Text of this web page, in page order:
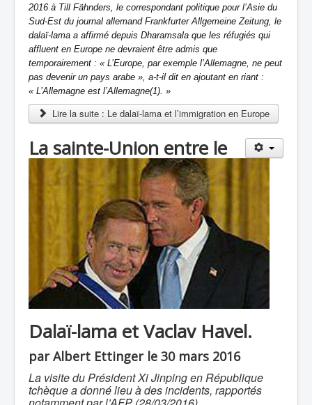
2016 à Till Fähnders, le correspondant politique pour l’Asie du
Sud-Est du journal allemand Frankfurter Allgemeine Zeitung, le
dalaï-lama a affirmé depuis Dharamsala que les réfugiés qui
affluent en Europe ne devraient être admis que
temporairement : « L’Europe, par exemple l’Allemagne, ne peut
pas devenir un pays arabe », a-t-il dit en ajoutant en riant :
« L’Allemagne est l’Allemagne(1). »
Lire la suite : Le dalaï-lama et l’immigration en Europe
La sainte-Union entre le
Dalaï-lama et Vaclav Havel.
par Albert Ettinger le 30 mars 2016
La visite du Président Xi Jinping en République
tchèque a donné lieu à des incidents, rapportés